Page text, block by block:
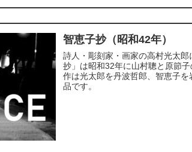
智恵子抄（昭和42年）
詩人・彫刻家・画家の高村光太
抄」は昭和32年に山村聰と原節
作は光太郎を丹波哲郎、智恵子
品です。